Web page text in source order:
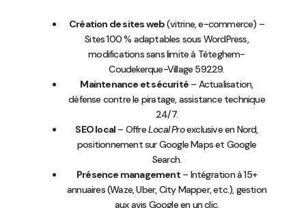
Création de sites web(vitrine, e-commerce) –
Sites 100 % adaptables sous WordPress,
modifications sans limite à Téteghem-
Coudekerque-Village 59229.
Maintenance et sécurité – Actualisation,
défense contre le piratage, assistance technique
24/7.
SEO local – OffreLocal Proexclusive en Nord,
positionnement sur Google Maps et Google
Search.
Présence management– Intégration à 15+
annuaires (Waze, Uber, City Mapper, etc.), gestion
aux avis Google en un clic.